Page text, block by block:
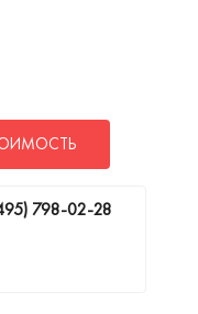
798-02-28